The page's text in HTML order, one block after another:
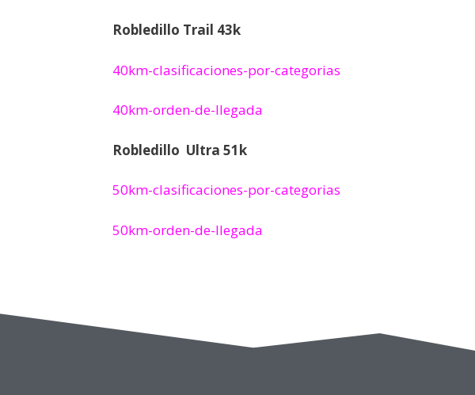
Robledillo Trail 43k
40km-clasificaciones-por-categorias
40km-orden-de-llegada
Robledillo Ultra 51k
50km-clasificaciones-por-categorias
50km-orden-de-llegada